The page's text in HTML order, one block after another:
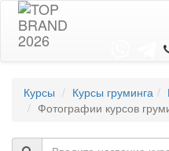
Курсы Курсы груминга
Фотографии курсов